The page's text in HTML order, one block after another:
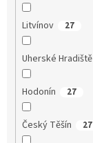
Litvínov 27
Uherské Hradiště
Hodonín 27
Český Těšín 27